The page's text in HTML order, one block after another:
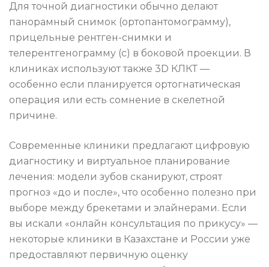
Для точной диагностики обычно делают
панорамный снимок (ортопантомограмму),
прицельные рентген-снимки и
телерентгенограмму (с) в боковой проекции. В
клиниках используют также 3D КЛКТ —
особенно если планируется ортогнатическая
операция или есть сомнение в скелетной
причине.
Современные клиники предлагают цифровую
диагностику и виртуальное планирование
лечения: модели зубов сканируют, строят
прогноз «до и после», что особенно полезно при
выборе между брекетами и элайнерами. Если
вы искали «онлайн консультация по прикусу» —
некоторые клиники в Казахстане и России уже
предоставляют первичную оценку